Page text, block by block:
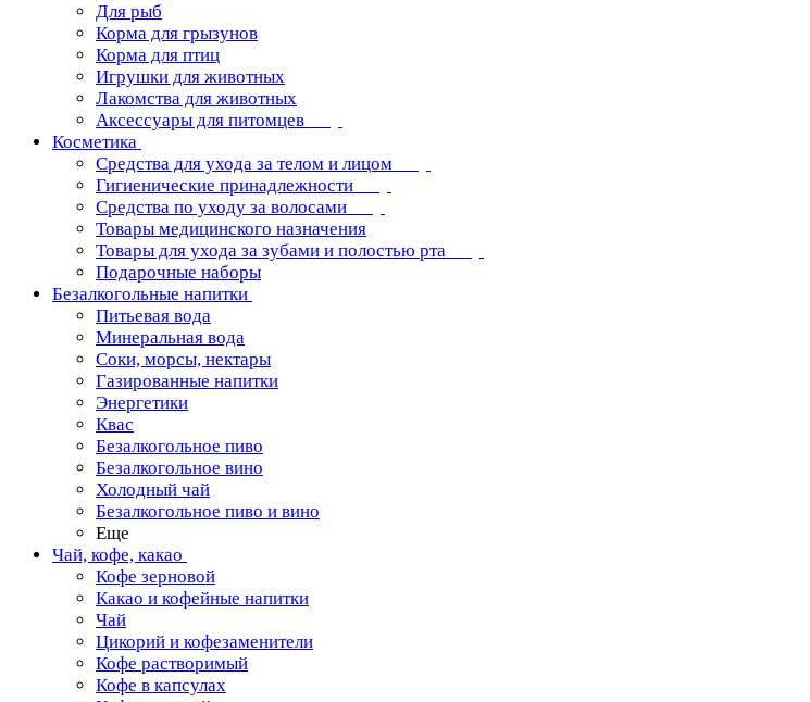
Для рыб
Корма для грызунов
Корма для птиц
Игрушки для животных
Лакомства для животных
Аксессуары для питомцев
Косметика
Средства для ухода за телом и лицом
Гигиенические принадлежности
Средства по уходу за волосами
Товары медицинского назначения
Товары для ухода за зубами и полостью рта
Подарочные наборы
Безалкогольные напитки
Питьевая вода
Минеральная вода
Соки, морсы, нектары
Газированные напитки
Энергетики
Квас
Безалкогольное пиво
Безалкогольное вино
Холодный чай
Безалкогольное пиво и вино
Еще
Чай, кофе, какао
Кофе зерновой
Какао и кофейные напитки
Чай
Цикорий и кофезаменители
Кофе растворимый
Кофе в капсулах